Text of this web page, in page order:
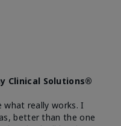
Clinical Solutions®
really works. I
better than the one